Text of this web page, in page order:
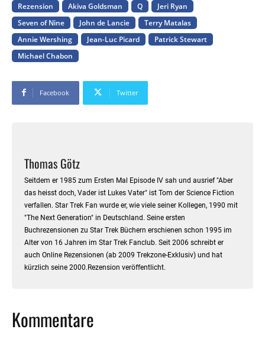
Rezension Akiva Goldsman Q
Jeri Ryan
Seven of Nine
John de Lancie
Terry Matalas
Annie Wershing
Jean-Luc Picard
Patrick Stewart
Michael Chabon
Facebook Twitter
Thomas Götz
Seitdem er 1985 zum Ersten Mal Episode IV sah und ausrief "Aber
das heisst doch, Vader ist Lukes Vater" ist Tom der Science Fiction
verfallen. Star Trek Fan wurde er, wie viele seiner Kollegen, 1990 mit
"The Next Generation" in Deutschland. Seine ersten
Buchrezensionen zu Star Trek Büchern erschienen schon 1995 im
Alter von 16 Jahren im Star Trek Fanclub. Seit 2006 schreibt er
auch Online Rezensionen (ab 2009 Trekzone-Exklusiv) und hat
kürzlich seine 2000.Rezension veröffentlicht.
Kommentare